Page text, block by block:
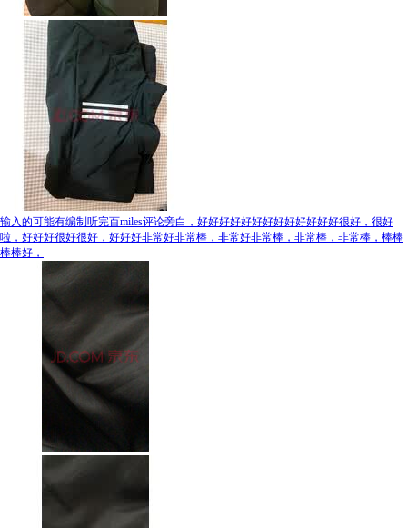
输入的可能有编制听完百miles评论旁白，好好好好好好好好好好好好好很好，很好
啦，好好好很好很好，好好好非常好非常棒，非常好非常棒，非常棒，非常棒，棒棒
棒棒好，